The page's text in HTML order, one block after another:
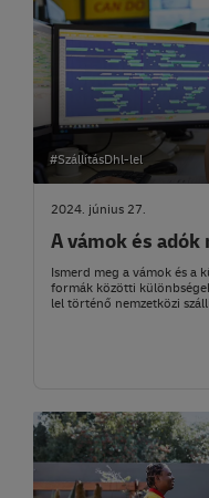
#SzállításDhl-lel
2024. június 27.
A vámok és
Ismerd meg a vámok és a
formák közötti
lel történő nemzetközi